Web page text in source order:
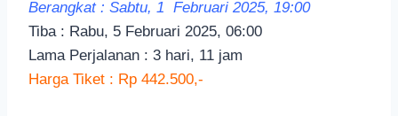
Berangkat : Sabtu, 1 Februari 2025, 19:00
Tiba : Rabu, 5 Februari 2025, 06:00
Lama Perjalanan : 3 hari, 11 jam
Harga Tiket : Rp 442.500,-